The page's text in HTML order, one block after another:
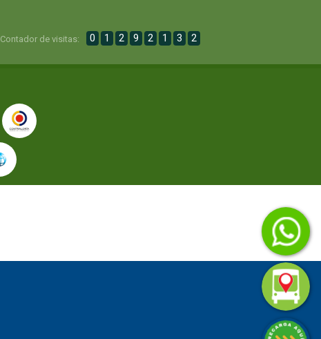
Contador de visitas: 0 1 2 9 2 1 3 2